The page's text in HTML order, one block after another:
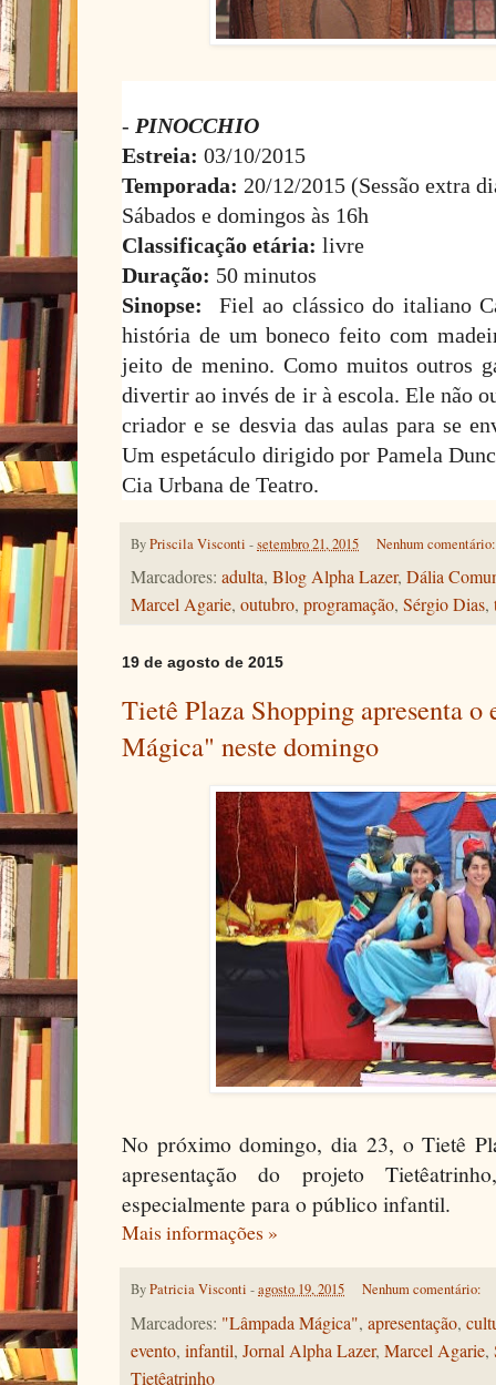
- PINOCCHIO
Estreia: 03/10/2015
Temporada: 20/12/2015 (Sessão extra
Sábados e domingos às 16h
Classificação etária: livre
Duração: 50 minutos
Sinopse:
Fiel ao clássico do italiano
história de um boneco feito com
jeito de menino. Como muitos outros
divertir ao invés de ir à escola. Ele não
criador e se desvia das aulas para se
Um espetáculo dirigido por Pamela
Cia Urbana de Teatro.
ByPriscila Visconti -setembro 21, 2015 Nenhum
Marcadores: adulta, Blog Alpha Lazer, Dália
Marcel Agarie, outubro, programação, Sérgio Dias,
19 de agosto de 2015
Tietê Plaza Shopping apresenta
Mágica" neste domingo
No próximo domingo, dia 23, o Tietê
apresentação do projeto
especialmente para o público infantil.
Mais informações »
ByPatricia Visconti -agosto 19, 2015 Nenhum comentário:
Marcadores: "Lâmpada Mágica", apresentação,
evento, infantil, Jornal Alpha Lazer, Marcel Agarie,
Tietêatrinho